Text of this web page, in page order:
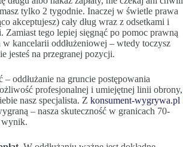
tylko 2 tygodnie. Inaczej w świetle prawa
akceptujesz) cały dług wraz z odsetkami i
Zamiast tego lepiej sięgnąć po pomoc prawną
w kancelarii oddłużeniowej – wtedy toczysz
jesteś na przegranej pozycji.
– oddłużanie na gruncie postępowania
profesjonalnej i umiejętnej linii obrony,
nasz specjalista. Z konsument-wygrywa.pl
– nasza skuteczność w granicach 70-
wynik.